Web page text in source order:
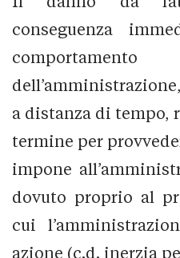
conseguenza
a distanza di tempo,
termine per
impone
dovuto proprio al
cui
azione (c.d. inerzia